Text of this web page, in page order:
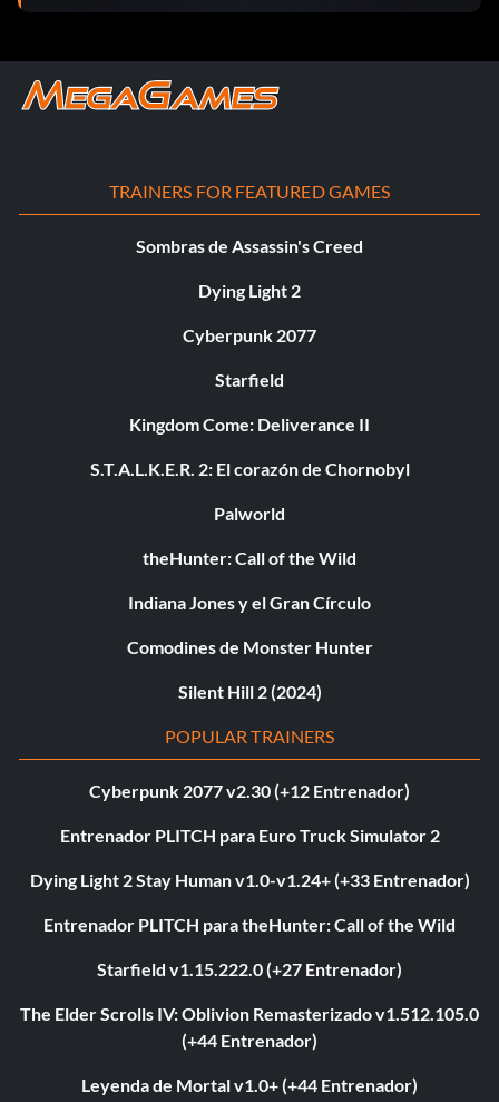
TRAINERS FOR FEATURED GAMES
Sombras de Assassin's Creed
Dying Light 2
Cyberpunk 2077
Starfield
Kingdom Come: Deliverance II
S.T.A.L.K.E.R. 2: El corazón de Chornobyl
Palworld
theHunter: Call of the Wild
Indiana Jones y el Gran Círculo
Comodines de Monster Hunter
Silent Hill 2 (2024)
POPULAR TRAINERS
Cyberpunk 2077 v2.30 (+12 Entrenador)
Entrenador PLITCH para Euro Truck Simulator 2
Dying Light 2 Stay Human v1.0-v1.24+ (+33 Entrenador)
Entrenador PLITCH para theHunter: Call of the Wild
Starfield v1.15.222.0 (+27 Entrenador)
The Elder Scrolls IV: Oblivion Remasterizado v1.512.105.0
(+44 Entrenador)
Leyenda de Mortal v1.0+ (+44 Entrenador)